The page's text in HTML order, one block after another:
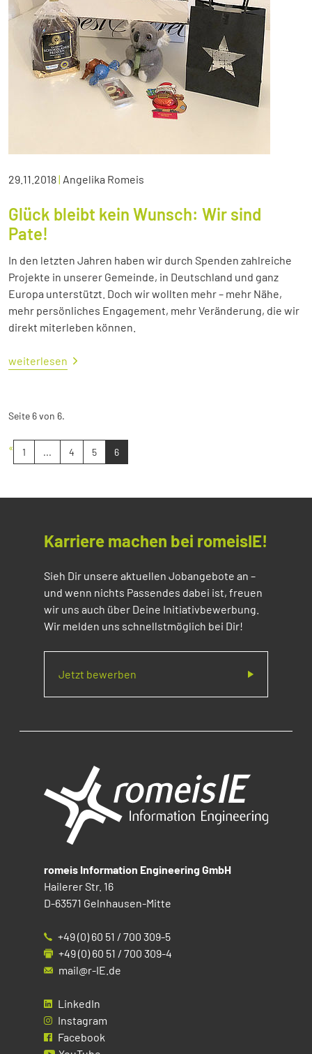
29.11.2018| Angelika Romeis
Glück bleibt kein Wunsch: Wir sind
Pate!
In den letzten Jahren haben wir durch Spenden zahlreiche
Projekte in unserer Gemeinde, in Deutschland und ganz
Europa unterstützt. Doch wir wollten mehr – mehr Nähe,
mehr persönliches Engagement, mehr Veränderung, die wir
direkt miterleben können.
weiterlesen
Seite 6 von 6.
« 1 ... 4 5 6
Karriere machen bei romeisIE!
Sieh Dir unsere aktuellen Jobangebote an –
und wenn nichts Passendes dabei ist, freuen
wir uns auch über Deine Initiativbewerbung.
Wir melden uns schnellstmöglich bei Dir!
Jetzt bewerben
romeis Information Engineering GmbH
Hailerer Str. 16
D-63571 Gelnhausen-Mitte
+49 (0) 60 51 / 700 309-5
+49 (0) 60 51 / 700 309-4
mail@r-IE.de
LinkedIn
Instagram
Facebook